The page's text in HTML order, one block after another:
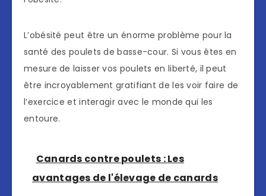
L’obésité peut être un énorme problème pour la
santé des poulets de basse-cour. Si vous êtes en
mesure de laisser vos poulets en liberté, il peut
être incroyablement gratifiant de les voir faire de
l’exercice et interagir avec le monde qui les
entoure.
Canards contre poulets : Les
avantages de l'élevage de canards